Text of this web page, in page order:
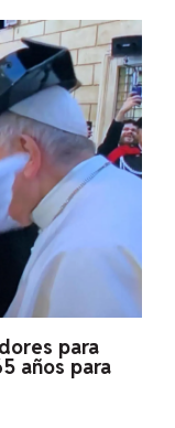
para
años para